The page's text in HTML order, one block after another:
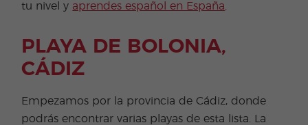
tu nivel y aprendes español en España
PLAYA DE BOLONIA,
CÁDIZ
Empezamos por la provincia de Cádiz, donde
podrás encontrar varias playas de esta lista. La